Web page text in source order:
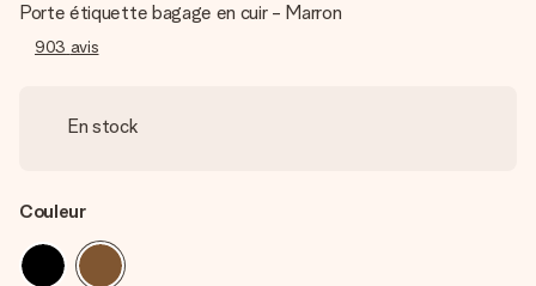
Porte étiquette bagage en cuir - Marron
903 avis
En stock
Couleur